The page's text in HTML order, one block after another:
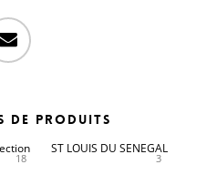
de produits
18
ST LOUIS DU SENEGAL
3